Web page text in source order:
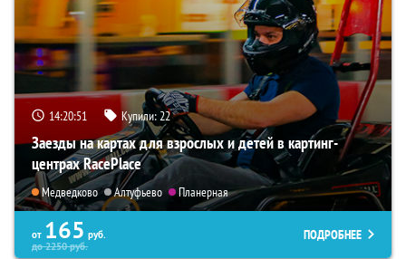
14:20:50 Купили:22
Заезды на картах для взрослых и детей в картинг-
центрах RacePlace
Медведково Алтуфьево Планерная
от 165 руб.
до2250руб.
ПОДРОБНЕЕ